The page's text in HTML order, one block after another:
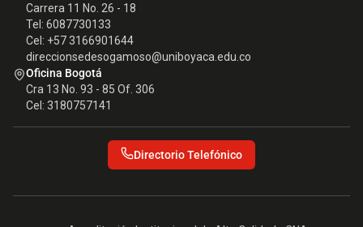
Carrera 11 No. 26 - 18
Tel: 6087730133
Cel: +57 3166901644
direccionsedesogamoso@uniboyaca.edu.co
Oficina Bogotá
Cra 13 No. 93 - 85 Of. 306
Cel: 3180757141
Directorio Telefónico